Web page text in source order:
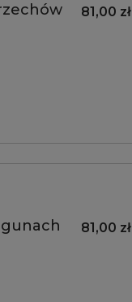
81,00 zł
81,00 zł